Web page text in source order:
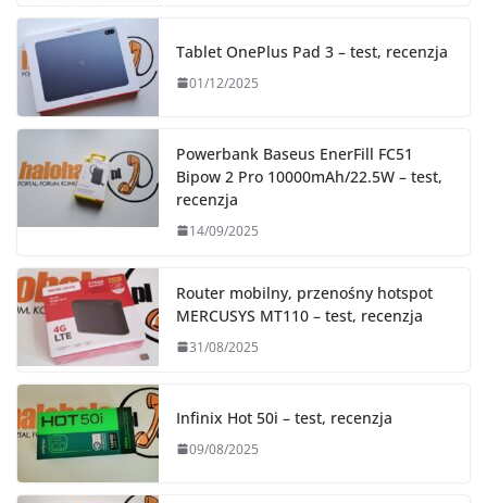
Tablet OnePlus Pad 3 – test, recenzja
01/12/2025
Powerbank Baseus EnerFill FC51
Bipow 2 Pro 10000mAh/22.5W – test,
recenzja
14/09/2025
Router mobilny, przenośny hotspot
MERCUSYS MT110 – test, recenzja
31/08/2025
Infinix Hot 50i – test, recenzja
09/08/2025